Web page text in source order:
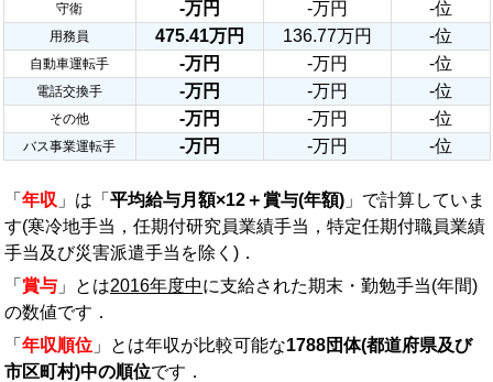
守衛 -万円 -万円 -位
用務員 475.41万円 136.77万円 -位
自動車運転手 -万円 -万円 -位
電話交換手 -万円 -万円 -位
その他 -万円 -万円 -位
バス事業運転手 -万円 -万円 -位
「 年収 」は「 平均給与月額×12＋賞与(年額) 」で計算していま
す(寒冷地手当，任期付研究員業績手当，特定任期付職員業績
手当及び災害派遣手当を除く)．
「 賞与 」とは2016年度中に支給された期末・勤勉手当(年間)
の数値です．
「 年収順位 」とは年収が比較可能な1788団体(都道府県及び
市区町村)中の順位です．